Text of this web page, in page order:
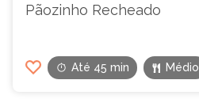
Pãozinho Recheado
Até 45 min Médio